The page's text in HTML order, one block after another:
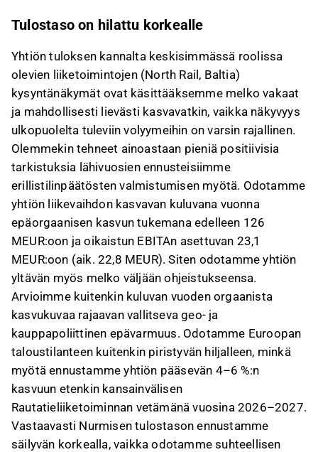
Tulostaso on hilattu korkealle
Yhtiön tuloksen kannalta keskisimmässä roolissa
olevien liiketoimintojen (North Rail, Baltia)
kysyntänäkymät ovat käsittääksemme melko vakaat
ja mahdollisesti lievästi kasvavatkin, vaikka näkyvyys
ulkopuolelta tuleviin volyymeihin on varsin rajallinen.
Olemmekin tehneet ainoastaan pieniä positiivisia
tarkistuksia lähivuosien ennusteisiimme
erillistilinpäätösten valmistumisen myötä. Odotamme
yhtiön liikevaihdon kasvavan kuluvana vuonna
epäorgaanisen kasvun tukemana edelleen 126
MEUR:oon ja oikaistun EBITAn asettuvan 23,1
MEUR:oon (aik. 22,8 MEUR). Siten odotamme yhtiön
yltävän myös melko väljään ohjeistukseensa.
Arvioimme kuitenkin kuluvan vuoden orgaanista
kasvukuvaa rajaavan vallitseva geo- ja
kauppapoliittinen epävarmuus. Odotamme Euroopan
taloustilanteen kuitenkin piristyvän hiljalleen, minkä
myötä ennustamme yhtiön pääsevän 4–6 %:n
kasvuun etenkin kansainvälisen
Rautatieliiketoiminnan vetämänä vuosina 2026–2027.
Vastaavasti Nurmisen tulostason ennustamme
säilyvän korkealla, vaikka odotamme suhteellisen